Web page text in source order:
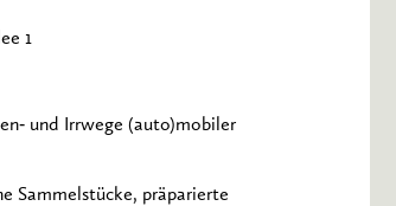
1
und Irrwege (auto)mobiler
Sammelstücke, präparierte